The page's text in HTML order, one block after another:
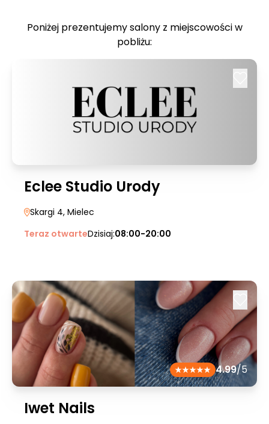
Poniżej prezentujemy salony z miejscowości w
pobliżu:
Eclee Studio Urody
Skargi 4, Mielec
Teraz otwarteDzisiaj:08:00-20:00
4.99/5
Iwet Nails